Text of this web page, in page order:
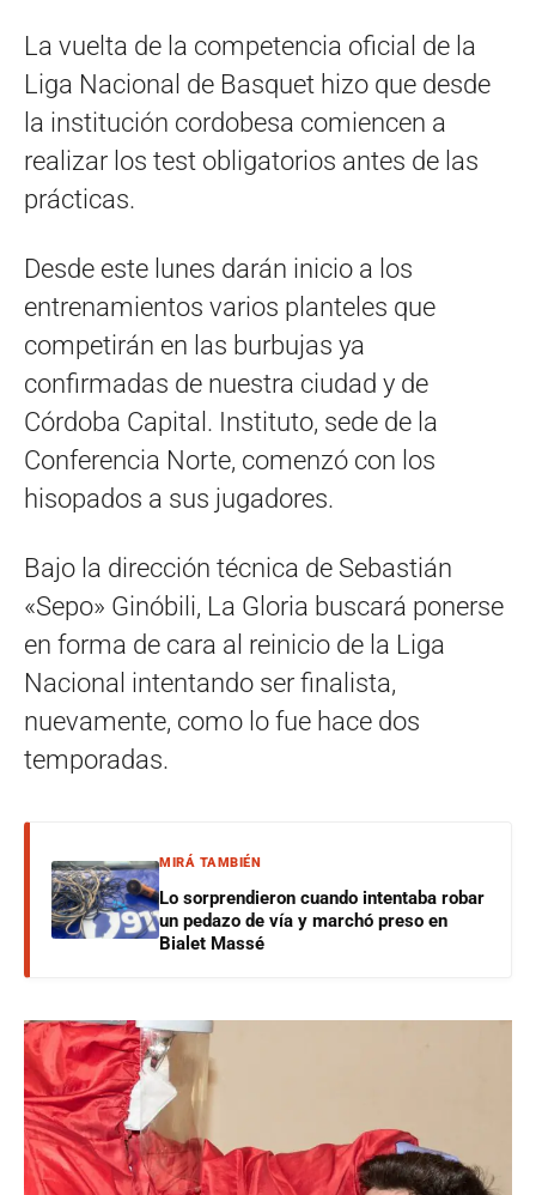
La vuelta de la competencia oficial de la
Liga Nacional de Basquet hizo que desde
la institución cordobesa comiencen a
realizar los test obligatorios antes de las
prácticas.
Desde este lunes darán inicio a los
entrenamientos varios planteles que
competirán en las burbujas ya
confirmadas de nuestra ciudad y de
Córdoba Capital. Instituto, sede de la
Conferencia Norte, comenzó con los
hisopados a sus jugadores.
Bajo la dirección técnica de Sebastián
«Sepo» Ginóbili, La Gloria buscará ponerse
en forma de cara al reinicio de la Liga
Nacional intentando ser finalista,
nuevamente, como lo fue hace dos
temporadas.
MIRÁ TAMBIÉN
Lo sorprendieron cuando intentaba robar
un pedazo de vía y marchó preso en
Bialet Massé